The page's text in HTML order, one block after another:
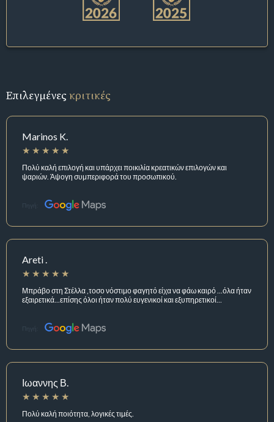
Επιλεγμένεςκριτικές
Marinos K.
Πολύ καλή επιλογή και υπάρχει ποικιλία κρεατικών επιλογών και
ψαριών. Άψογη συμπεριφορά του προσωπικού.
Πηγή:
Areti .
Μπράβο στη Στέλλα ,τοσο νόστιμο φαγητό είχα να φάω καιρό ...όλα ήταν
εξαιρετικά...επίσης όλοι ήταν πολύ ευγενικοί και εξυπηρετικοί...
Πηγή:
Ιωαννης Β.
Πολύ καλή ποιότητα, λογικές τιμές.